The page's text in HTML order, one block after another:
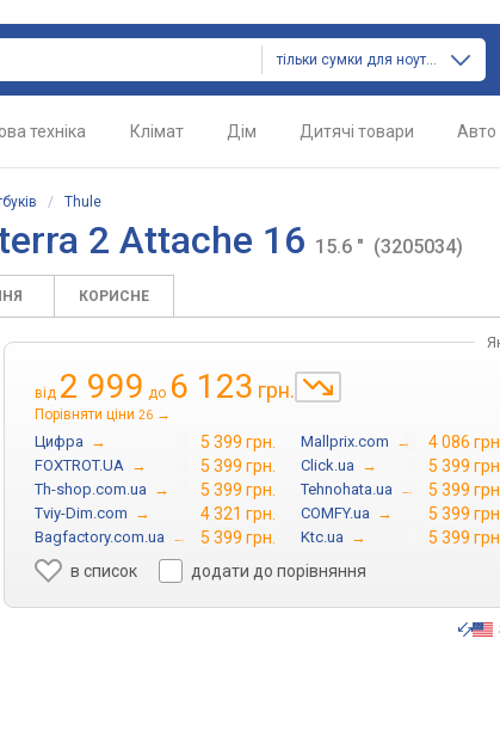
тільки сумки для ноутбуків
техніка Клімат Дім Дитячі товари Авто
/ Thule
2 Attache 16 15.6 " (3205034)
КОРИСНЕ
від 2 999 до 6 123 грн.
Порівняти ціни 26 →
Цифра → 5 399 грн. Mallprix.com → 4 086
FOXTROT.UA → 5 399 грн. Click.ua → 5 399
Th-shop.com.ua → 5 399 грн. Tehnohata.ua → 5 399
Tviy-Dim.com → 4 321 грн. COMFY.ua → 5 399
Bagfactory.com.ua → 5 399 грн. Ktc.ua →
5 399
в список
додати до порівняння